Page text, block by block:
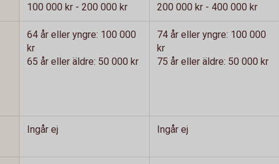
100 000 kr - 200 000 kr
200 000 kr - 400 000 kr
64 år eller yngre: 100 000
kr
65 år eller äldre: 50 000 kr
74 år eller yngre: 100 000
kr
75 år eller äldre: 50 000 kr
Ingår ej Ingår ej